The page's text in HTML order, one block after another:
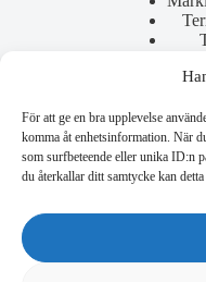
För att ge en bra upplevelse
komma åt enhetsinformation. När
som surfbeteende eller unika ID:n
du återkallar ditt samtycke kan